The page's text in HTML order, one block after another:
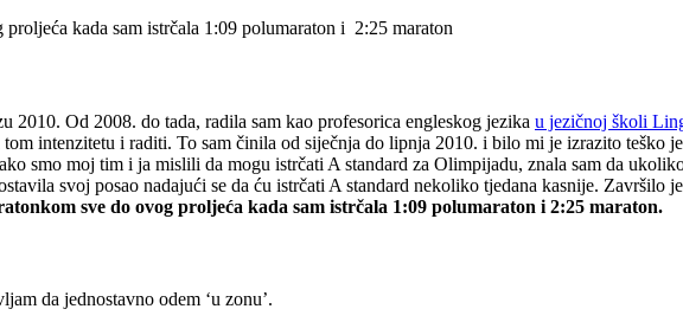
kada sam istrčala 1:09 polumaraton i 2:25 maraton
Od 2008. do tada, radila sam kao profesorica engleskog jezika u jezičnoj školi
intenzitetu i raditi. To sam činila od siječnja do lipnja 2010. i bilo mi je izrazito teško
smo moj tim i ja mislili da mogu istrčati A standard za Olimpijadu, znala sam da
svoj posao nadajući se da ću istrčati A standard nekoliko tjedana kasnije. Završilo
sve do ovog proljeća kada sam istrčala 1:09 polumaraton i 2:25 maraton.
da jednostavno odem ‘u zonu’.